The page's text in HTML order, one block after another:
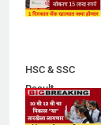
HSC & SSC
Result